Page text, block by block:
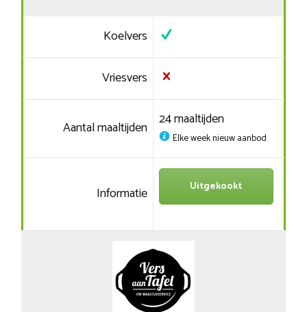
Koelvers
Vriesvers
Aantal maaltijden 24 maaltijden
Elke week nieuw aanbod
Informatie Uitgekookt